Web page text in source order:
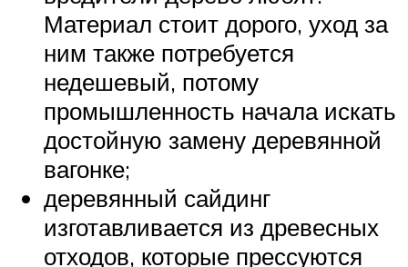
Материал стоит дорого, уход за
ним также потребуется
недешевый, потому
промышленность начала искать
достойную замену деревянной
вагонке;
деревянный сайдинг
изготавливается из древесных
отходов, которые прессуются